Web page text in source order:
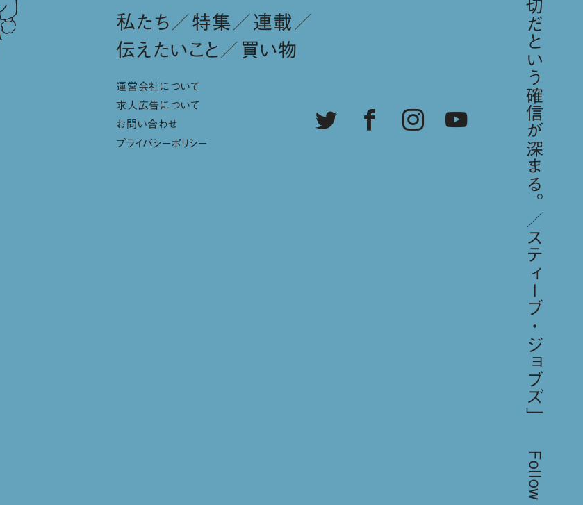
Follow us
私たち 特集
連載
伝えたいこと
買い物
運営会社について
求人広告について
お問い合わせ
プライバシーポリシー